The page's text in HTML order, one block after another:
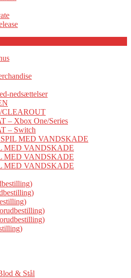
nedsættelser
CLEAROUT
– Xbox One/Series
– Switch
MED VANDSKADE
MED VANDSKADE
MED VANDSKADE
MED VANDSKADE
& Stål